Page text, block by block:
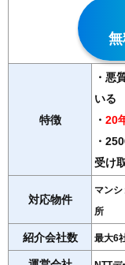
無
特徴
・悪
いる
・ 20
・
受け
対応物件
マン
所
紹介会社数 最大6